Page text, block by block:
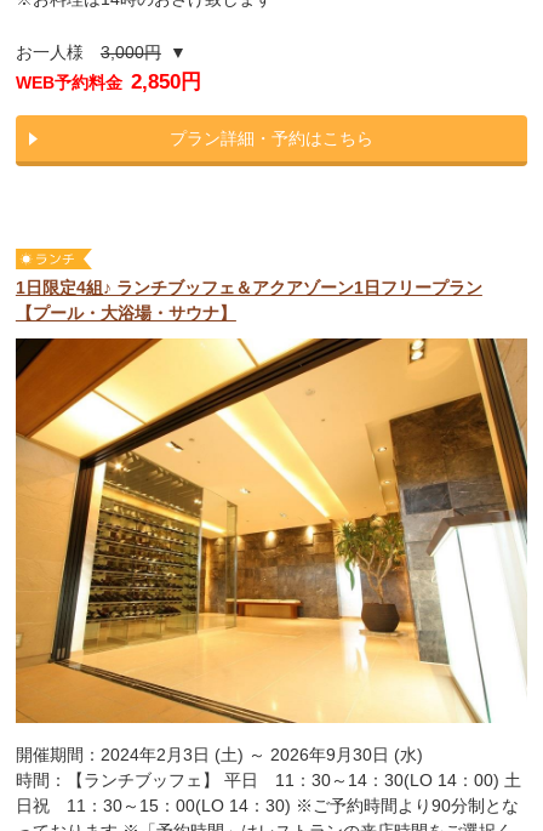
お一人様3,000円▼
WEB予約料金 2,850円
プラン詳細・予約はこちら
1日限定4組♪ ランチブッフェ＆アクアゾーン1日フリープラン
【プール・大浴場・サウナ】
開催期間：2024年2月3日 (土) ～ 2026年9月30日 (水)
時間：【ランチブッフェ】 平日 11：30～14：30(LO 14：00) 土
日祝 11：30～15：00(LO 14：30) ※ご予約時間より90分制とな